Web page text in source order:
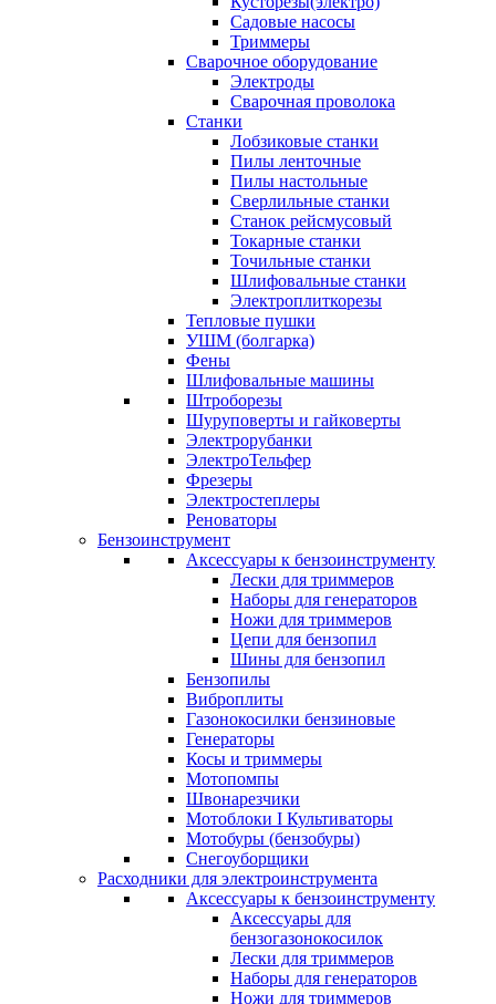
Садовые насосы
Триммеры
Сварочное оборудование
Электроды
Сварочная проволока
Станки
Лобзиковые станки
Пилы ленточные
Пилы настольные
Сверлильные станки
Станок рейсмусовый
Токарные станки
Точильные станки
Шлифовальные станки
Электроплиткорезы
Тепловые пушки
УШМ (болгарка)
Фены
Шлифовальные машины
Штроборезы
Шуруповерты и гайковерты
Электрорубанки
ЭлектроТельфер
Фрезеры
Электростеплеры
Реноваторы
Бензоинструмент
Аксессуары к бензоинструменту
Лески для триммеров
Наборы для генераторов
Ножи для триммеров
Цепи для бензопил
Шины для бензопил
Бензопилы
Виброплиты
Газонокосилки бензиновые
Генераторы
Косы и триммеры
Мотопомпы
Швонарезчики
Мотоблоки I Культиваторы
Мотобуры (бензобуры)
Снегоуборщики
Расходники для электроинструмента
Аксессуары к бензоинструменту
Аксессуары для
бензогазонокосилок
Лески для триммеров
Наборы для генераторов
Ножи для триммеров